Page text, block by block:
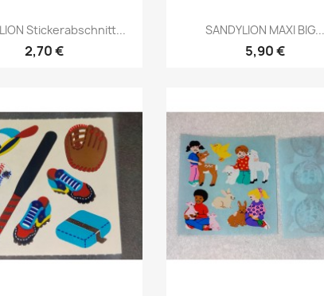
Stickerabschnitt...
2,70 €
SANDYLION MAXI BIG...
5,90 €